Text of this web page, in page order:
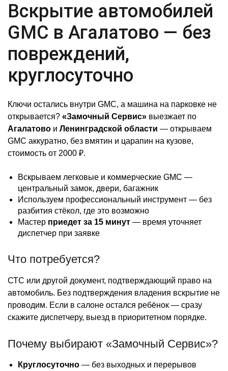
Вскрытие автомобилей
GMC в Агалатово — без
повреждений,
круглосуточно
Ключи остались внутри GMC, а машина на парковке не
открывается? «Замочный Сервис» выезжает по
Агалатово и Ленинградской области — открываем
GMC аккуратно, без вмятин и царапин на кузове,
стоимость от 2000 ₽.
Вскрываем легковые и коммерческие GMC —
центральный замок, двери, багажник
Используем профессиональный инструмент — без
разбития стёкол, где это возможно
Мастер приедет за 15 минут — время уточняет
диспетчер при заявке
Что потребуется?
СТС или другой документ, подтверждающий право на
автомобиль. Без подтверждения владения вскрытие не
проводим. Если в салоне остался ребёнок — сразу
скажите диспетчеру, выезд в приоритетном порядке.
Почему выбирают «Замочный Сервис»?
Круглосуточно — без выходных и перерывов